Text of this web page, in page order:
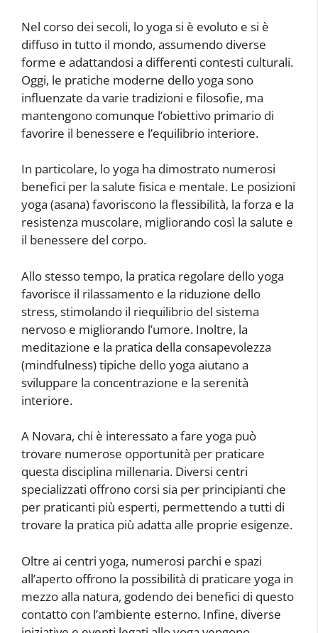
Nel corso dei secoli, lo yoga si è evoluto e si è
diffuso in tutto il mondo, assumendo diverse
forme e adattandosi a differenti contesti culturali.
Oggi, le pratiche moderne dello yoga sono
influenzate da varie tradizioni e filosofie, ma
mantengono comunque l’obiettivo primario di
favorire il benessere e l’equilibrio interiore.
In particolare, lo yoga ha dimostrato numerosi
benefici per la salute fisica e mentale. Le posizioni
yoga (asana) favoriscono la flessibilità, la forza e la
resistenza muscolare, migliorando così la salute e
il benessere del corpo.
Allo stesso tempo, la pratica regolare dello yoga
favorisce il rilassamento e la riduzione dello
stress, stimolando il riequilibrio del sistema
nervoso e migliorando l’umore. Inoltre, la
meditazione e la pratica della consapevolezza
(mindfulness) tipiche dello yoga aiutano a
sviluppare la concentrazione e la serenità
interiore.
A Novara, chi è interessato a fare yoga può
trovare numerose opportunità per praticare
questa disciplina millenaria. Diversi centri
specializzati offrono corsi sia per principianti che
per praticanti più esperti, permettendo a tutti di
trovare la pratica più adatta alle proprie esigenze.
Oltre ai centri yoga, numerosi parchi e spazi
all’aperto offrono la possibilità di praticare yoga in
mezzo alla natura, godendo dei benefici di questo
contatto con l’ambiente esterno. Infine, diverse